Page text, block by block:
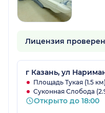
Лицензия
г Казань, ул
Площадь Тукая (1.5 км)
Суконная Слобода
Открыто до 18:00